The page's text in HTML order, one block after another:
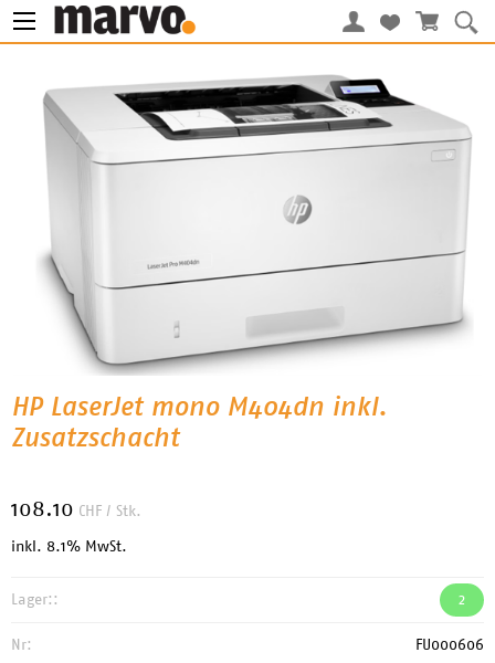
HP LaserJet mono M404dn inkl.
Zusatzschacht
108.10 CHF / Stk.
inkl. 8.1% MwSt.
Lager:: 2
Nr: FU000606